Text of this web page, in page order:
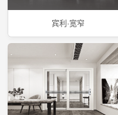
宾利·宽窄